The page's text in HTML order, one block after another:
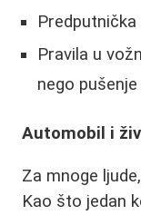
Pravila u
nego
Automobil i
Za mnoge
Kao što jedan